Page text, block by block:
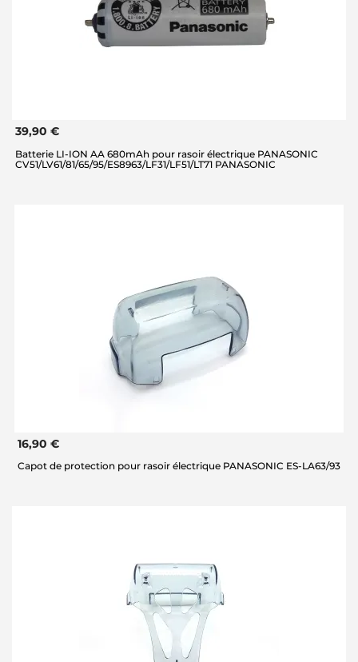
39,90 €
Batterie LI-ION AA 680mAh pour rasoir électrique PANASONIC
CV51/LV61/81/65/95/ES8963/LF31/LF51/LT71 PANASONIC
16,90 €
Capot de protection pour rasoir électrique PANASONIC ES-LA63/93